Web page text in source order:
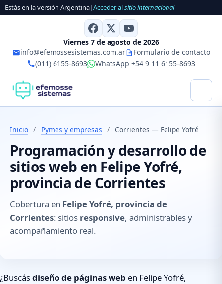
Estás en la versión Argentina|Acceder alsitio internacional
Viernes 7 de agosto de 2026
info@efemossesistemas.com.ar
Formulario de contacto
(011) 6155-8693
WhatsApp +54 9 11 6155-8693
Inicio / Pymes y empresas / Corrientes — Felipe Yofré
Programación y desarrollo de
sitios web en Felipe Yofré,
provincia de Corrientes
Cobertura en Felipe Yofré, provincia de
Corrientes: sitios responsive, administrables y
acompañamiento real.
¿Buscásdiseño de páginas web en Felipe Yofré,